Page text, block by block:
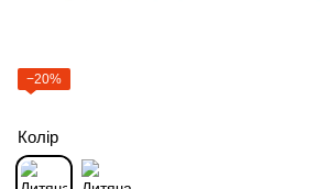
−20%
Колір